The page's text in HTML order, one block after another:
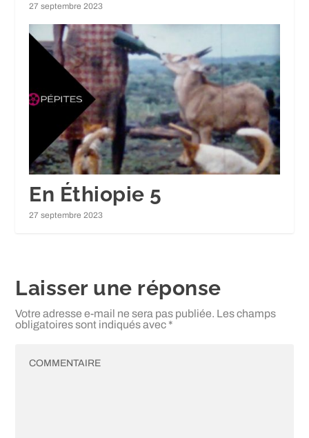
27 septembre 2023
En Éthiopie 5
27 septembre 2023
Laisser une réponse
Votre adresse e-mail ne sera pas publiée. Les champs
obligatoires sont indiqués avec *